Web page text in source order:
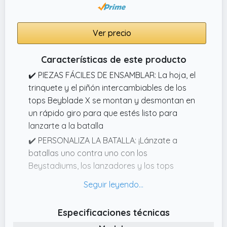
Ver precio
Características de este producto
✔️ PIEZAS FÁCILES DE ENSAMBLAR: La hoja, el
trinquete y el piñón intercambiables de los
tops Beyblade X se montan y desmontan en
un rápido giro para que estés listo para
lanzarte a la batalla
✔️ PERSONALIZA LA BATALLA: ¡Lánzate a
batallas uno contra uno con los
Beystadiums, los lanzadores y los tops
intercambiables! (Se venden por separado.
✔️ DEFINE TU ESTILO DE COMBATE CON
Especificaciones técnicas